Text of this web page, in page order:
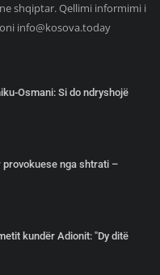
shqiptar. Qellimi informimi i
info@kosova.today
Osmani: Si do ndryshojë
provokuese nga shtrati –
kundër Adionit: "Dy ditë